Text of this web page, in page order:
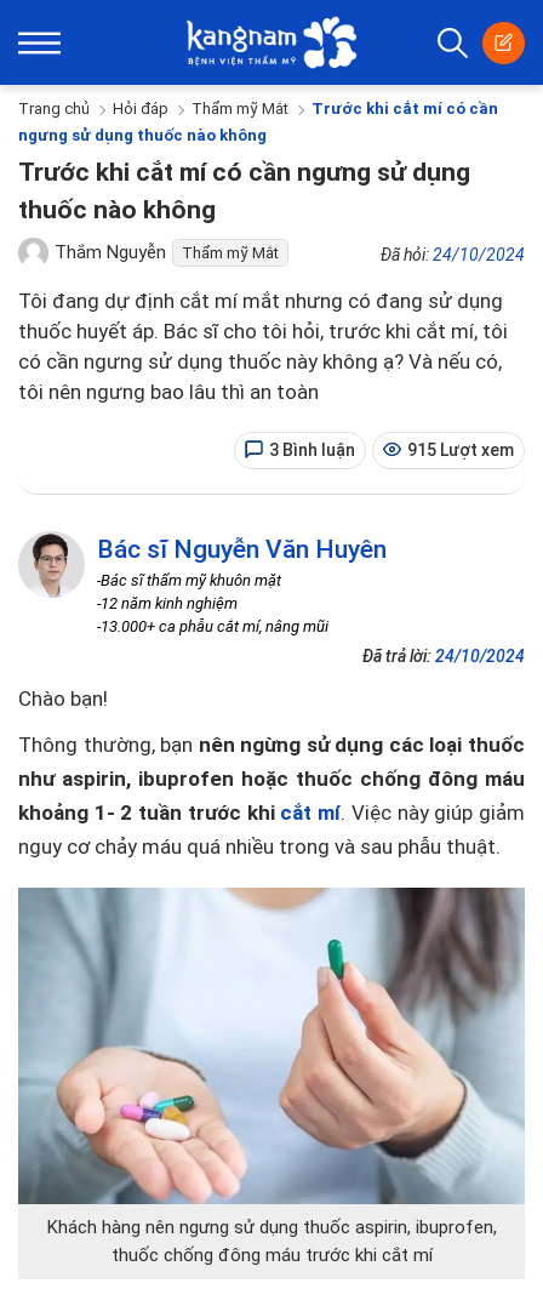
Trang chủ Hỏi đáp Thẩm mỹ Mắt
Trước khi cắt mí có cần
ngưng sử dụng thuốc nào không
Trước khi cắt mí có cần ngưng sử dụng
thuốc nào không
Thắm Nguyễn Thẩm mỹ Mắt Đã hỏi:24/10/2024
Tôi đang dự định cắt mí mắt nhưng có đang sử dụng
thuốc huyết áp. Bác sĩ cho tôi hỏi, trước khi cắt mí, tôi
có cần ngưng sử dụng thuốc này không ạ? Và nếu có,
tôi nên ngưng bao lâu thì an toàn
3 Bình luận 915 Lượt xem
Bác sĩ Nguyễn Văn Huyên
-Bác sĩ thẩm mỹ khuôn mặt
-12 năm kinh nghiệm
-13.000+ ca phẫu cắt mí, nâng mũi
Đã trả lời: 24/10/2024
Chào bạn!
Thông thường, bạn nên ngừng sử dụng các loại thuốc
như aspirin, ibuprofen hoặc thuốc chống đông máu
khoảng 1- 2 tuần trước khi cắt mí. Việc này giúp giảm
nguy cơ chảy máu quá nhiều trong và sau phẫu thuật.
Khách hàng nên ngưng sử dụng thuốc aspirin, ibuprofen,
thuốc chống đông máu trước khi cắt mí